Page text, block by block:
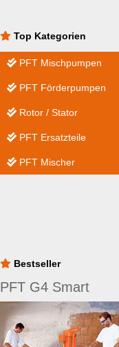
Top Kategorien
PFT Mischpumpen
PFT Förderpumpen
Rotor / Stator
PFT Ersatzteile
PFT Mischer
Bestseller
PFT G4 Smart